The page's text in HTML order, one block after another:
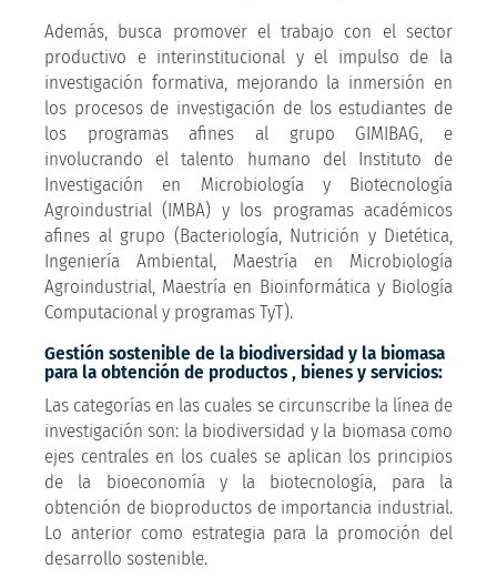
Además, busca promover el trabajo con el sector
productivo e interinstitucional y el impulso de la
investigación formativa, mejorando la inmersión en
los procesos de investigación de los estudiantes de
los programas afines al grupo GIMIBAG, e
involucrando el talento humano del Instituto de
Investigación en Microbiología y Biotecnología
Agroindustrial (IMBA) y los programas académicos
afines al grupo (Bacteriología, Nutrición y Dietética,
Ingeniería Ambiental, Maestría en Microbiología
Agroindustrial, Maestría en Bioinformática y Biología
Computacional y programas TyT).
Gestión sostenible de la biodiversidad y la biomasa
para la obtención de productos , bienes y servicios:
Las categorías en las cuales se circunscribe la línea de
investigación son: la biodiversidad y la biomasa como
ejes centrales en los cuales se aplican los principios
de la bioeconomía y la biotecnología, para la
obtención de bioproductos de importancia industrial.
Lo anterior como estrategia para la promoción del
desarrollo sostenible.